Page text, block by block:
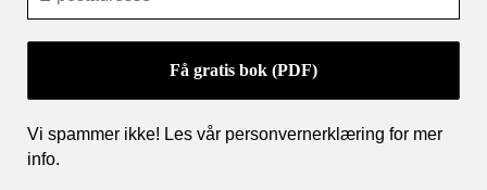
Vi spammer ikke! Les vår personvernerklæring for mer
info.